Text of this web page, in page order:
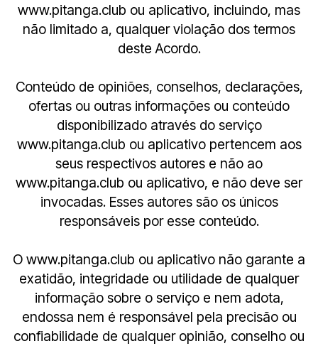
www.pitanga.club ou aplicativo, incluindo, mas
não limitado a, qualquer violação dos termos
deste Acordo.
Conteúdo de opiniões, conselhos, declarações,
ofertas ou outras informações ou conteúdo
disponibilizado através do serviço
www.pitanga.club ou aplicativo pertencem aos
seus respectivos autores e não ao
www.pitanga.club ou aplicativo, e não deve ser
invocadas. Esses autores são os únicos
responsáveis por esse conteúdo.
O www.pitanga.club ou aplicativo não garante a
exatidão, integridade ou utilidade de qualquer
informação sobre o serviço e nem adota,
endossa nem é responsável pela precisão ou
confiabilidade de qualquer opinião, conselho ou